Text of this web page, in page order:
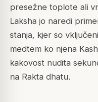
presežne toplote ali
Laksha jo naredi
stanja, kjer so
medtem ko njena
kakovost nudita
na Rakta dhatu.